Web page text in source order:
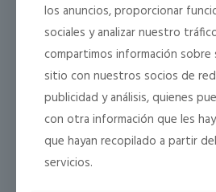
3 diciembre 2018
los anuncios, proporcionar
sociales y analizar nuestro
compartimos información
sitio con nuestros socios de
publicidad y análisis, quienes
con otra información que les
que hayan recopilado a partir
servicios.